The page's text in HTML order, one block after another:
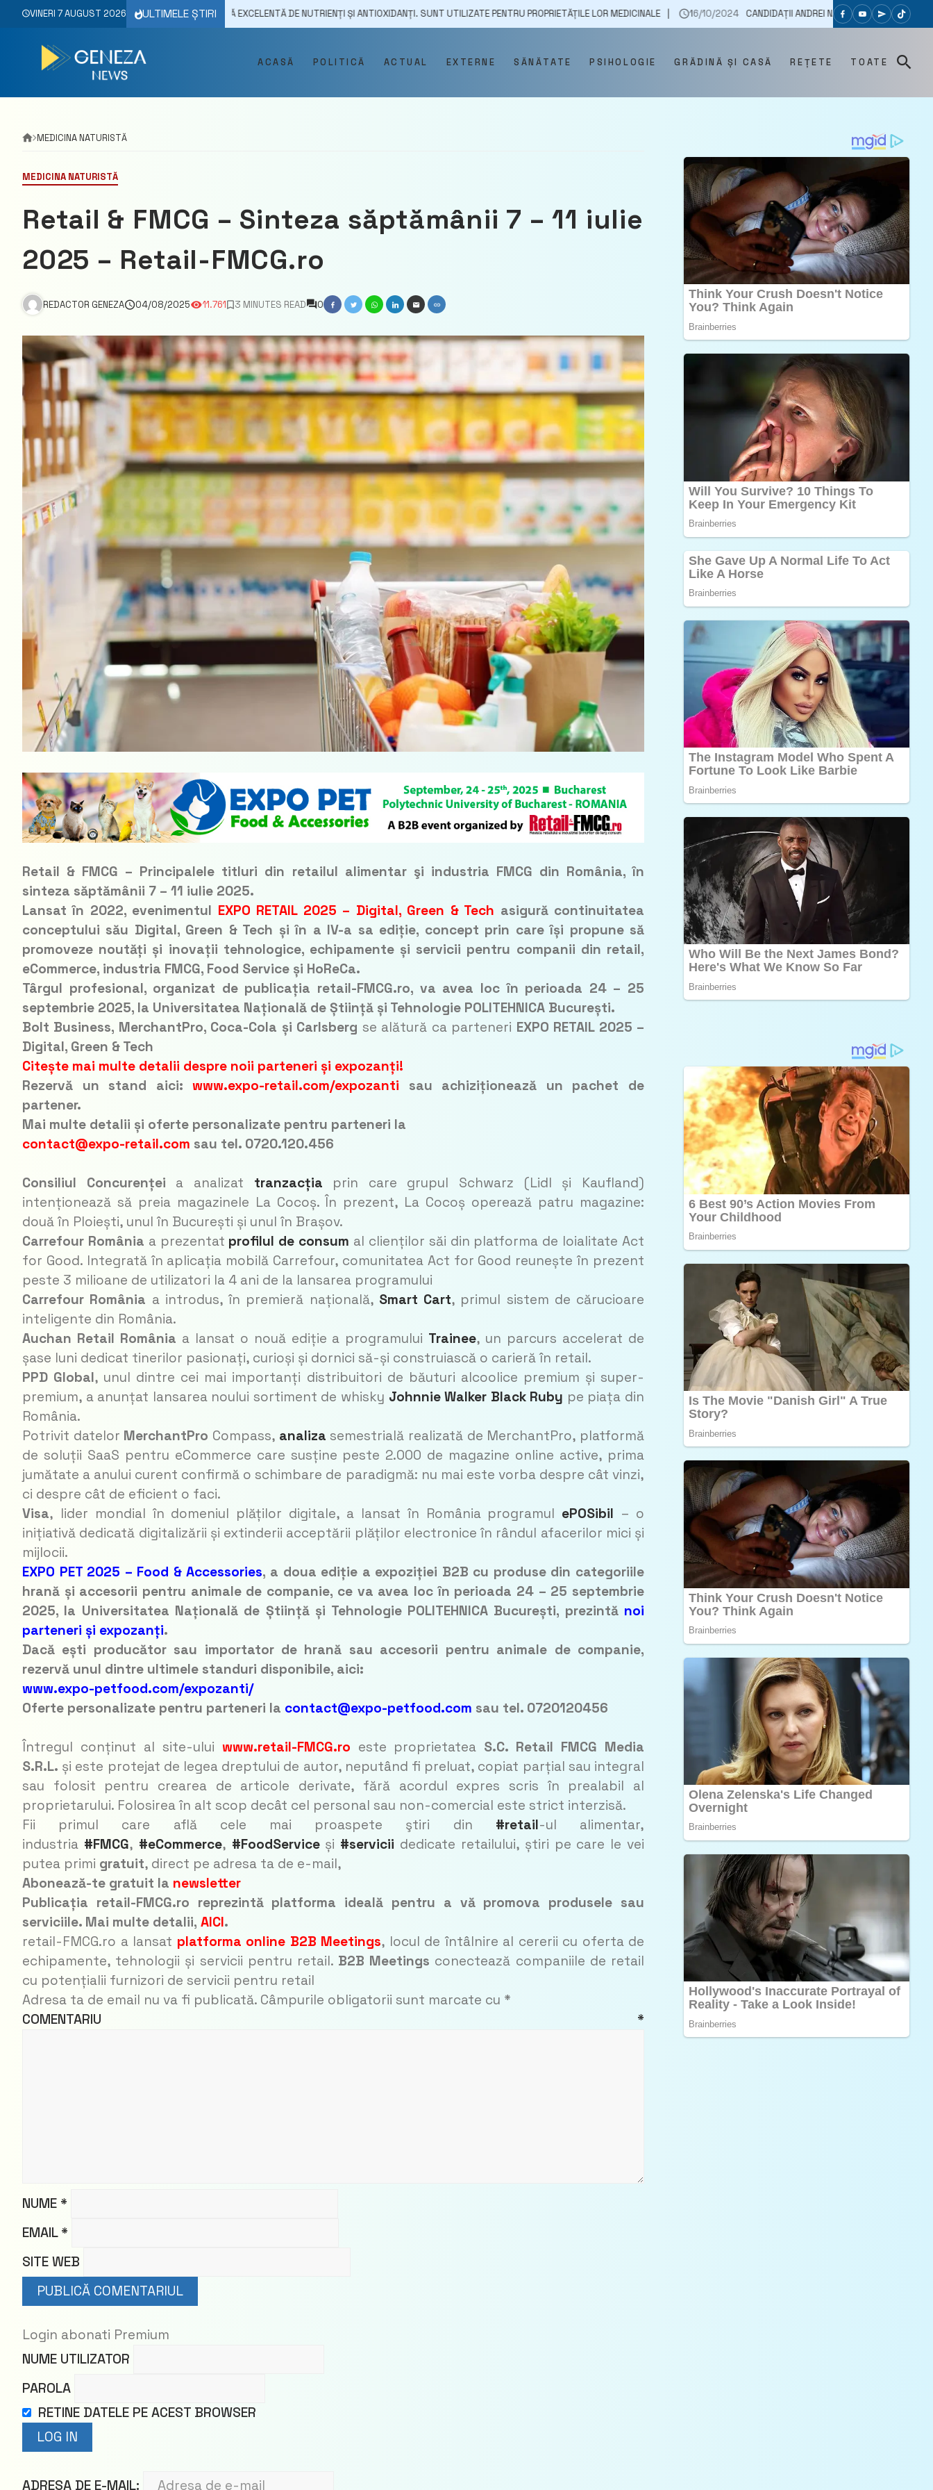
VINERI 7 AUGUST 2026 ULTIMELE ȘTIRI
ACESTUI COPAC SUNT O SURSĂ EXCELENTĂ DE NUTRIENȚI ȘI ANTIOXIDANȚI. SUNT UTILIZATE PENTRU PROPRIETĂȚILE LOR MEDICINALE 16/10/2024 CANDIDAȚII ANDREI NĂSTASE ȘI OCTAVIAN ȚÎCU ȘI-AU
ACASĂ POLITICĂ ACTUAL EXTERNE SĂNĂTATE PSIHOLOGIE GRĂDINĂ ȘI CASĂ REȚETE TOATE
MEDICINA NATURISTĂ
MEDICINA NATURISTĂ
Retail & FMCG – Sinteza săptămânii 7 – 11 iulie
2025 – Retail-FMCG.ro
REDACTOR GENEZA 04/08/2025 11.761 3 MINUTES READ 0
Retail & FMCG – Principalele titluri din retailul alimentar şi industria FMCG din România, în
sinteza săptămânii 7 – 11 iulie 2025.
Lansat în 2022, evenimentul EXPO RETAIL 2025 – Digital, Green & Tech asigură continuitatea
conceptului său Digital, Green & Tech și în a IV-a sa ediție, concept prin care își propune să
promoveze noutăți și inovații tehnologice, echipamente și servicii pentru companii din retail,
eCommerce, industria FMCG, Food Service și HoReCa.
Târgul profesional, organizat de publicația retail-FMCG.ro, va avea loc în perioada 24 – 25
septembrie 2025, la Universitatea Națională de Știință și Tehnologie POLITEHNICA București.
Bolt Business, MerchantPro, Coca-Cola și Carlsberg se alătură ca parteneri EXPO RETAIL 2025 –
Digital, Green & Tech
Citește mai multe detalii despre noii parteneri și expozanți!
Rezervă un stand aici:www.expo-retail.com/expozanti sau achiziționează un pachet de
partener.
Mai multe detalii și oferte personalizate pentru parteneri la
contact@expo-retail.com sau tel. 0720.120.456
Consiliul Concurenței a analizat tranzacția
prin care grupul Schwarz (Lidl și Kaufland)
intenționează să preia magazinele La Cocoș. În prezent, La Cocoș operează patru magazine:
două în Ploiești, unul în București și unul în Brașov.
Carrefour România a prezentat profilul de consum al clienților săi din platforma de loialitate Act
for Good. Integrată în aplicația mobilă Carrefour, comunitatea Act for Good reunește în prezent
peste 3 milioane de utilizatori la 4 ani de la lansarea programului
Carrefour România a introdus, în premieră națională, Smart Cart, primul sistem de cărucioare
inteligente din România.
Auchan Retail România a lansat o nouă ediție a programului Trainee, un parcurs accelerat de
șase luni dedicat tinerilor pasionați, curioși și dornici să-și construiască o carieră în retail.
PPD Global, unul dintre cei mai importanți distribuitori de băuturi alcoolice premium și super-
premium, a anunțat lansarea noului sortiment de whisky Johnnie Walker Black Ruby pe piața din
România.
Potrivit datelor MerchantPro Compass, analiza semestrială realizată de MerchantPro, platformă
de soluții SaaS pentru eCommerce care susține peste 2.000 de magazine online active, prima
jumătate a anului curent confirmă o schimbare de paradigmă: nu mai este vorba despre cât vinzi,
ci despre cât de eficient o faci.
Visa, lider mondial în domeniul plăților digitale, a lansat în România programul ePOSibil – o
inițiativă dedicată digitalizării și extinderii acceptării plăților electronice în rândul afacerilor mici și
mijlocii.
EXPO PET 2025 – Food & Accessories, a doua ediție a expoziției B2B cu produse din categoriile
hrană și accesorii pentru animale de companie, ce va avea loc în perioada 24 – 25 septembrie
2025, la Universitatea Națională de Știință și Tehnologie POLITEHNICA București, prezintă noi
parteneri și expozanți.
Dacă ești producător sau importator de hrană sau accesorii pentru animale de companie,
rezervă unul dintre ultimele standuri disponibile, aici:
www.expo-petfood.com/expozanti/
Oferte personalizate pentru parteneri la contact@expo-petfood.com sau tel. 0720120456
Întregul conținut al site-ului www.retail-FMCG.ro este proprietatea S.C. Retail FMCG Media
S.R.L. și este protejat de legea dreptului de autor, neputând fi preluat, copiat parțial sau integral
sau folosit pentru crearea de articole derivate, fără acordul expres scris în prealabil al
proprietarului. Folosirea în alt scop decât cel personal sau non-comercial este strict interzisă.
Fii primul care află cele mai proaspete ştiri din #retail-ul alimentar,
industria #FMCG, #eCommerce, #FoodServiceși #servicii dedicate retailului, știri pe care le vei
putea primi gratuit, direct pe adresa ta de e-mail,
Abonează-te gratuit la newsletter
Publicația retail-FMCG.ro reprezintă platforma ideală pentru a vă promova produsele sau
serviciile. Mai multe detalii, AICI.
retail-FMCG.ro a lansat platforma online B2B Meetings, locul de întâlnire al cererii cu oferta de
echipamente, tehnologii și servicii pentru retail. B2B Meetings conectează companiile de retail
cu potențialii furnizori de servicii pentru retail
Adresa ta de email nu va fi publicată. Câmpurile obligatorii sunt marcate cu *
COMENTARIU *
NUME *
EMAIL *
SITE WEB
Login abonati Premium
NUME UTILIZATOR
PAROLA
RETINE DATELE PE ACEST BROWSER
ADRESA DE E-MAIL: